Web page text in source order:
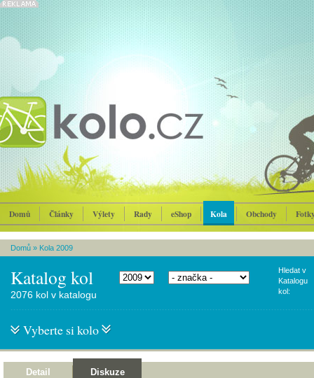
Domů Články Výlety Rady eShop Kola Obchody
Domů » Kola 2009
Katalog kol
Hledat v
Katalogu
kol:
2076 kol v katalogu
Vyberte si kolo
Detail Diskuze